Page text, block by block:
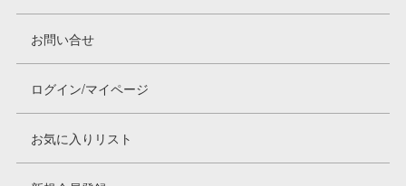
お問い合せ
ログイン/マイページ
お気に入りリスト